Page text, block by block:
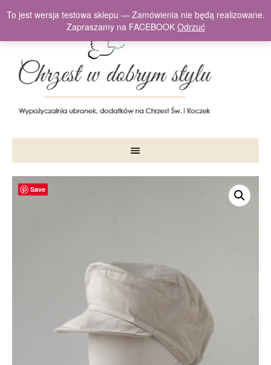
Save
To jest wersja testowa sklepu — Zamówienia nie będą realizowane.
Zapraszamy na FACEBOOK Odrzuć